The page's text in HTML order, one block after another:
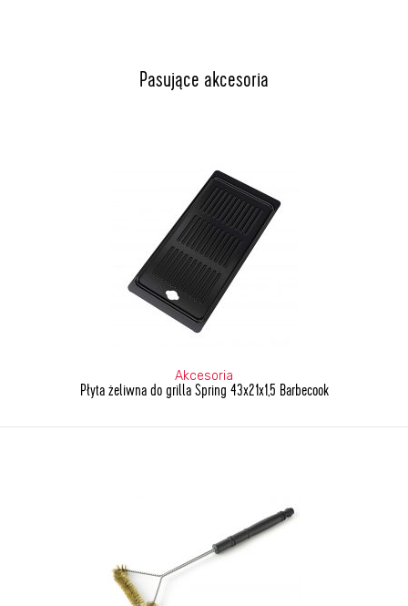
Pasujące akcesoria
Akcesoria
Płyta żeliwna do grilla Spring 43x21x1,5 Barbecook